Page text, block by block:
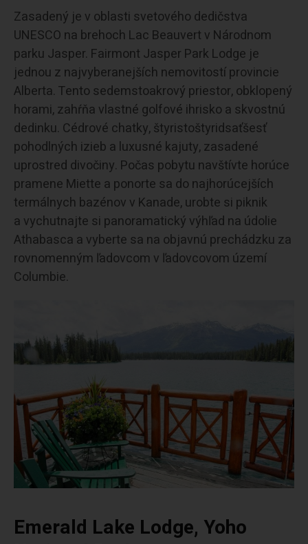
Zasadený je v oblasti svetového dedičstva
UNESCO na brehoch Lac Beauvert v Národnom
parku Jasper. Fairmont Jasper Park Lodge je
jednou z najvyberanejších nemovitostí provincie
Alberta. Tento sedemstoakrový priestor, obklopený
horami, zahŕňa vlastné golfové ihrisko a skvostnú
dedinku. Cédrové chatky, štyristoštyridsaťšesť
pohodlných izieb a luxusné kajuty, zasadené
uprostred divočiny. Počas pobytu navštívte horúce
pramene Miette a ponorte sa do najhorúcejších
termálnych bazénov v Kanade, urobte si piknik
a vychutnajte si panoramatický výhľad na údolie
Athabasca a vyberte sa na objavnú prechádzku za
rovnomenným ľadovcom v ľadovcovom území
Columbie.
Emerald Lake Lodge, Yoho